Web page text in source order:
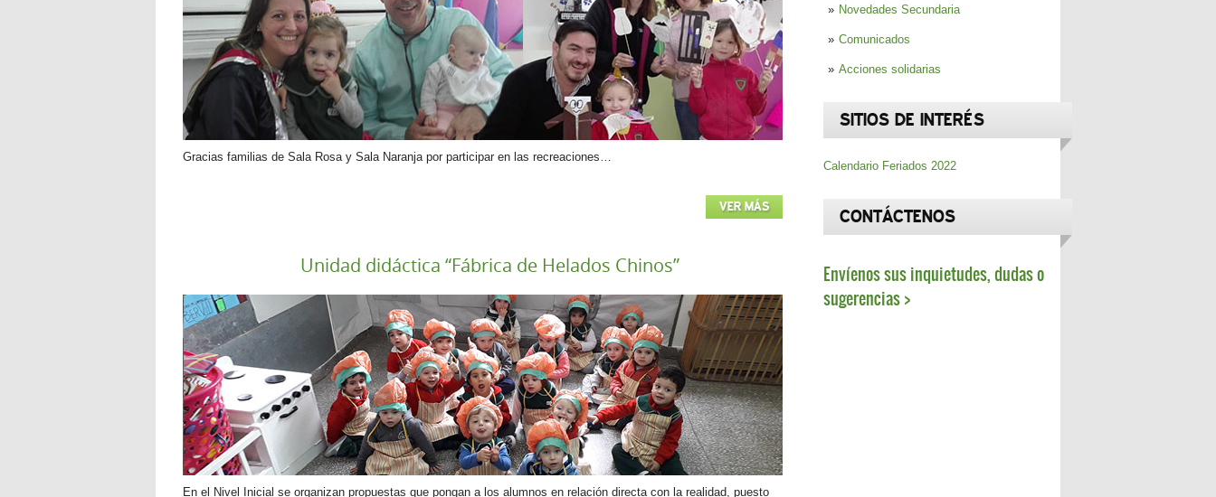
Novedades Secundaria
Comunicados
Acciones solidarias
SITIOS DE INTERÉS
Calendario Feriados 2022
CONTÁCTENOS
Envíenos sus inquietudes, dudas o
sugerencias >
Gracias familias de Sala Rosa y Sala Naranja por participar en las recreaciones…
VER MÁS
Unidad didáctica “Fábrica de Helados Chinos”
En el Nivel Inicial se organizan propuestas que pongan a los alumnos en relación directa con la realidad, puesto